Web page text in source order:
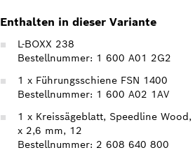
Enthalten in dieser Variante
L-BOXX 238
Bestellnummer: 1 600 A01 2G2
1 x Führungsschiene FSN 1400
Bestellnummer: 1 600 A02 1AV
1 x Kreissägeblatt, Speedline
x 2,6 mm, 12
Bestellnummer: 2 608 640 800